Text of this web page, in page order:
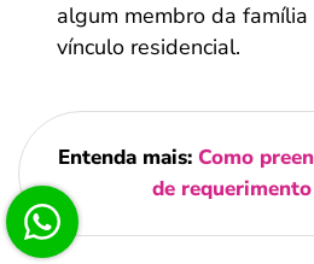
algum membro da
vínculo residencial.
Entenda mais: Como
de